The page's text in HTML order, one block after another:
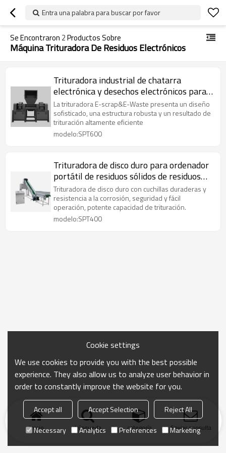
Entra una palabra para buscar por favor
Se Encontraron 2Productos Sobre
Máquina Trituradora De Residuos Electrónicos
Trituradora industrial de chatarra
electrónica y desechos electrónicos para
reciclaje
La trituradora E-scrap&E-Waste presenta un diseño
sofisticado, una estructura robusta y un resultado de
trituración altamente eficiente
modelo:SPT600
Trituradora de disco duro para ordenador
portátil de residuos sólidos de residuos
electrónicos de servicio pesado
Trituradora de disco duro con cuchillas duraderas y
resistencia a la corrosión, seguridad y fácil
operación, potente capacidad de trituración.
modelo:SPT400
Inicio búsqueda categoría Enviar consulta
Cookie settings
We use cookies to provide you with the best possible
experience. They also allow us to analyze user behavior in
order to constantly improve the website for you.
Accept all Accept Selection
Reject All
Necessary
Analytics Preferences Marketing